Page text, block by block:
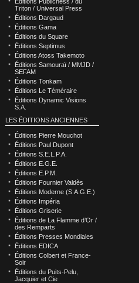
Triton / Universal Press
Éditions Dargaud
Éditions Gama
Éditions du Square
Éditions Septimus
Éditions Atoss Takemoto
Éditions Samouraï / MMJD /
SEFAM
Éditions Tonkam
Éditions Le Téméraire
Éditions Dynamic Visions
S.A.
LES ÉDITIONS ANCIENNES
Éditions Pierre Mouchot
Éditions Paul Dupont
Éditions S.E.L.P.A.
Éditions E.G.E.
Éditions E.P.M.
Éditions Fournier Valdès
Éditions Moderne (S.A.G.E.)
Éditions Impéria
Éditions Griserie
Éditions de La Flamme d’Or /
des Remparts
Éditions Presses Mondiales
Éditions EDICA
Éditions Colbert et France-
Soir
Éditions du Puits-Pelu,
Jacquier et Cie